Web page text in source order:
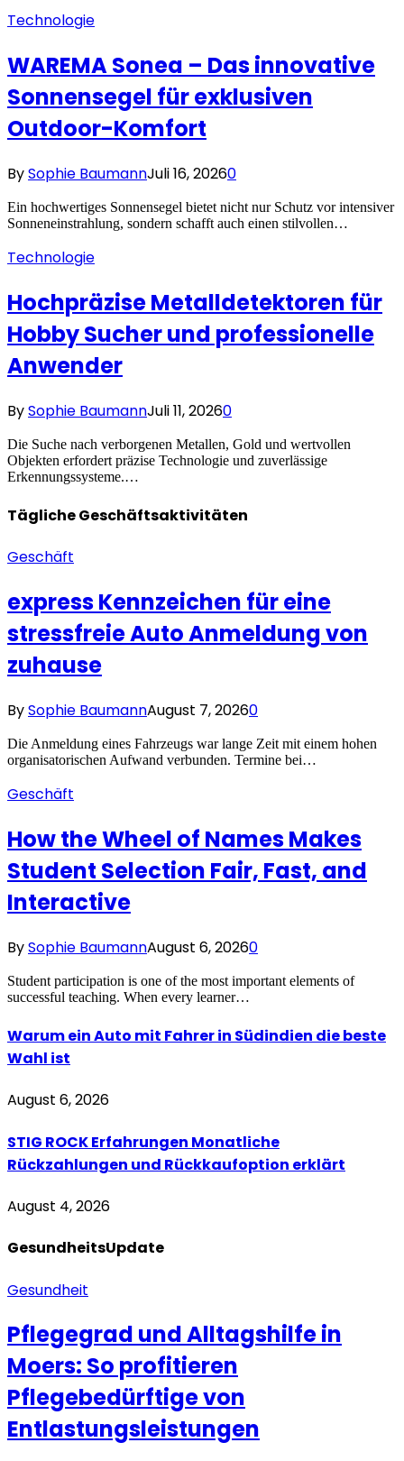
Technologie
WAREMA Sonea – Das innovative
Sonnensegel für exklusiven
Outdoor-Komfort
BySophie BaumannJuli 16, 20260
Ein hochwertiges Sonnensegel bietet nicht nur Schutz vor intensiver
Sonneneinstrahlung, sondern schafft auch einen stilvollen…
Technologie
Hochpräzise Metalldetektoren für
Hobby Sucher und professionelle
Anwender
BySophie BaumannJuli 11, 20260
Die Suche nach verborgenen Metallen, Gold und wertvollen
Objekten erfordert präzise Technologie und zuverlässige
Erkennungssysteme.…
TäglicheGeschäftsaktivitäten
Geschäft
express Kennzeichen für eine
stressfreie Auto Anmeldung von
zuhause
BySophie BaumannAugust 7, 20260
Die Anmeldung eines Fahrzeugs war lange Zeit mit einem hohen
organisatorischen Aufwand verbunden. Termine bei…
Geschäft
How the Wheel of Names Makes
Student Selection Fair, Fast, and
Interactive
BySophie BaumannAugust 6, 20260
Student participation is one of the most important elements of
successful teaching. When every learner…
Warum ein Auto mit Fahrer in Südindien die beste
Wahl ist
August 6, 2026
STIG ROCK Erfahrungen Monatliche
Rückzahlungen und Rückkaufoption erklärt
August 4, 2026
GesundheitsUpdate
Gesundheit
Pflegegrad und Alltagshilfe in
Moers: So profitieren
Pflegebedürftige von
Entlastungsleistungen